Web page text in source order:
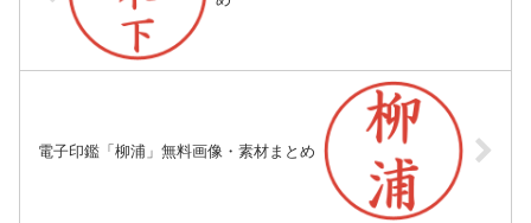
電子印鑑「柳浦」無料画像・素材まとめ